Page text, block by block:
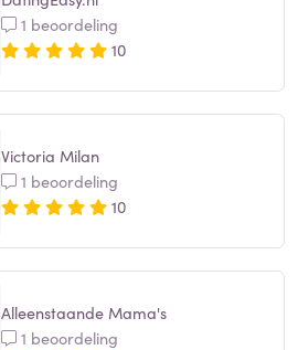
1 beoordeling
10
Victoria Milan
1 beoordeling
10
Alleenstaande Mama's
1 beoordeling